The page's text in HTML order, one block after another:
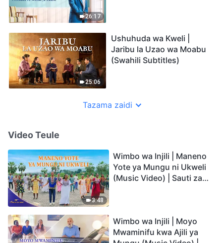
26:17
25:06
Ushuhuda wa Kweli |
Jaribu la Uzao wa Moabu
(Swahili Subtitles)
Tazama zaidi
Video Teule
3:48
Wimbo wa Injili | Maneno
Yote ya Mungu ni Ukweli
(Music Video) | Sauti za
Wimbo wa Injili | Moyo
Mwaminifu kwa Ajili ya